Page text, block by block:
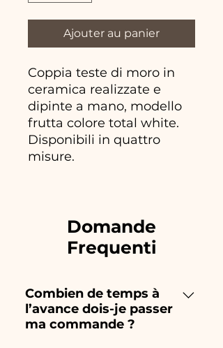
Ajouter au panier
Coppia teste di moro in
ceramica realizzate e
dipinte a mano, modello
frutta colore total white.
Disponibili in quattro
misure.
Domande
Frequenti
Combien de temps à
l’avance dois-je passer
ma commande ?